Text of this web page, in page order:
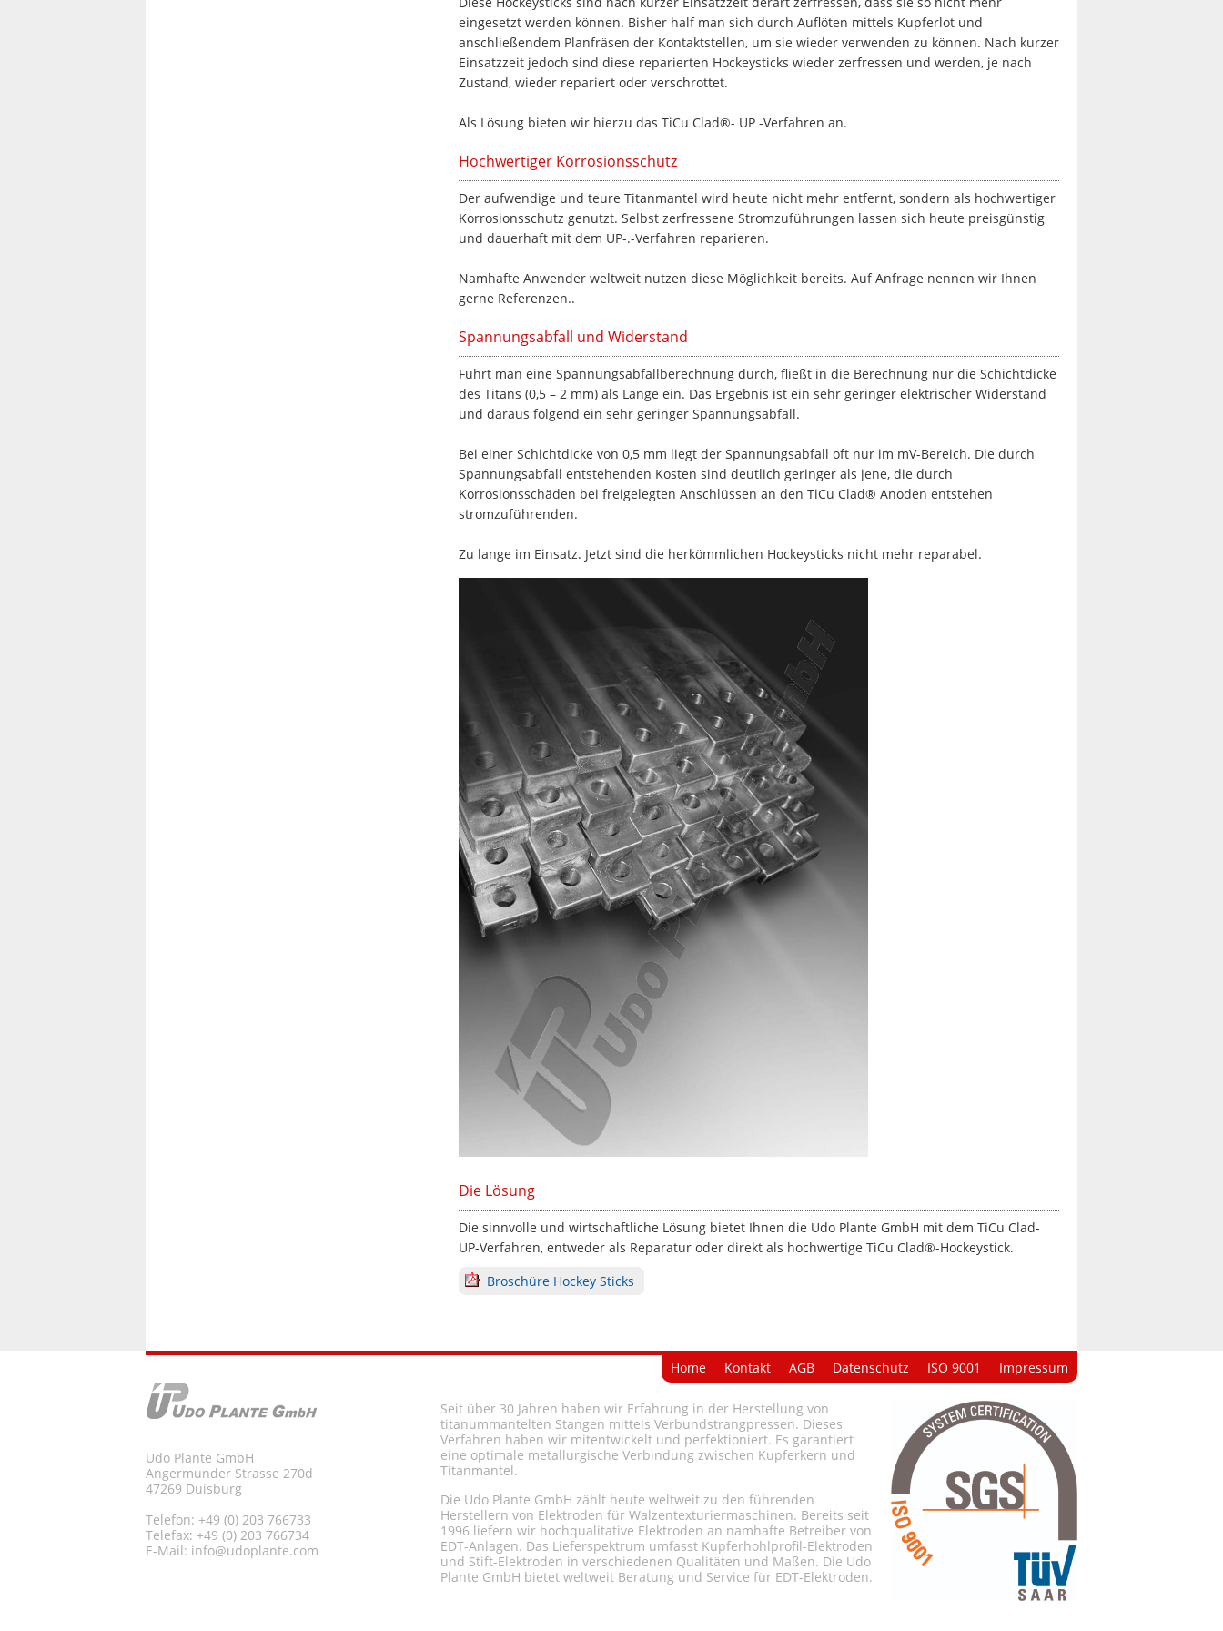
eingesetzt werden können. Bisher half man sich durch Auflöten mittels Kupferlot und
anschließendem Planfräsen der Kontaktstellen, um sie wieder verwenden zu können. Nach kurzer
Einsatzzeit jedoch sind diese reparierten Hockeysticks wieder zerfressen und werden, je nach
Zustand, wieder repariert oder verschrottet.
Als Lösung bieten wir hierzu das TiCu Clad®- UP -Verfahren an.
Hochwertiger Korrosionsschutz
Der aufwendige und teure Titanmantel wird heute nicht mehr entfernt, sondern als hochwertiger
Korrosionsschutz genutzt. Selbst zerfressene Stromzuführungen lassen sich heute preisgünstig
und dauerhaft mit dem UP-.-Verfahren reparieren.
Namhafte Anwender weltweit nutzen diese Möglichkeit bereits. Auf Anfrage nennen wir Ihnen
gerne Referenzen..
Spannungsabfall und Widerstand
Führt man eine Spannungsabfallberechnung durch, fließt in die Berechnung nur die Schichtdicke
des Titans (0,5 – 2 mm) als Länge ein. Das Ergebnis ist ein sehr geringer elektrischer Widerstand
und daraus folgend ein sehr geringer Spannungsabfall.
Bei einer Schichtdicke von 0,5 mm liegt der Spannungsabfall oft nur im mV-Bereich. Die durch
Spannungsabfall entstehenden Kosten sind deutlich geringer als jene, die durch
Korrosionsschäden bei freigelegten Anschlüssen an den TiCu Clad® Anoden entstehen
stromzuführenden.
Zu lange im Einsatz. Jetzt sind die herkömmlichen Hockeysticks nicht mehr reparabel.
Die Lösung
Die sinnvolle und wirtschaftliche Lösung bietet Ihnen die Udo Plante GmbH mit dem TiCu Clad-
UP-Verfahren, entweder als Reparatur oder direkt als hochwertige TiCu Clad®-Hockeystick.
Broschüre Hockey Sticks
Home Kontakt AGB Datenschutz ISO 9001 Impressum
Udo Plante GmbH
Angermunder Strasse 270d
47269 Duisburg
Telefon: +49 (0) 203 766733
Telefax: +49 (0) 203 766734
E-Mail: info@udoplante.com
Seit über 30 Jahren haben wir Erfahrung in der Herstellung von
titanummantelten Stangen mittels Verbundstrangpressen. Dieses
Verfahren haben wir mitentwickelt und perfektioniert. Es garantiert
eine optimale metallurgische Verbindung zwischen Kupferkern und
Titanmantel.
Die Udo Plante GmbH zählt heute weltweit zu den führenden
Herstellern von Elektroden für Walzentexturiermaschinen. Bereits seit
1996 liefern wir hochqualitative Elektroden an namhafte Betreiber von
EDT-Anlagen. Das Lieferspektrum umfasst Kupferhohlprofil-Elektroden
und Stift-Elektroden in verschiedenen Qualitäten und Maßen. Die Udo
Plante GmbH bietet weltweit Beratung und Service für EDT-Elektroden.